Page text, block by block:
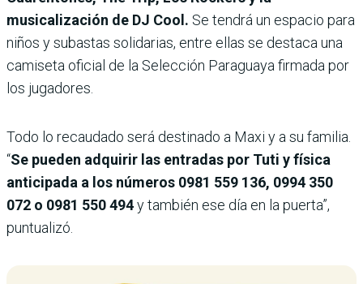
musicalización de DJ Cool. Se tendrá un espacio para
niños y subastas solidarias, entre ellas se destaca una
camiseta oficial de la Selección Paraguaya firmada por
los jugadores.
Todo lo recaudado será destinado a Maxi y a su familia.
“Se pueden adquirir las entradas por Tuti y física
anticipada a los números 0981 559 136, 0994 350
072 o 0981 550 494y también ese día en la puerta”,
puntualizó.